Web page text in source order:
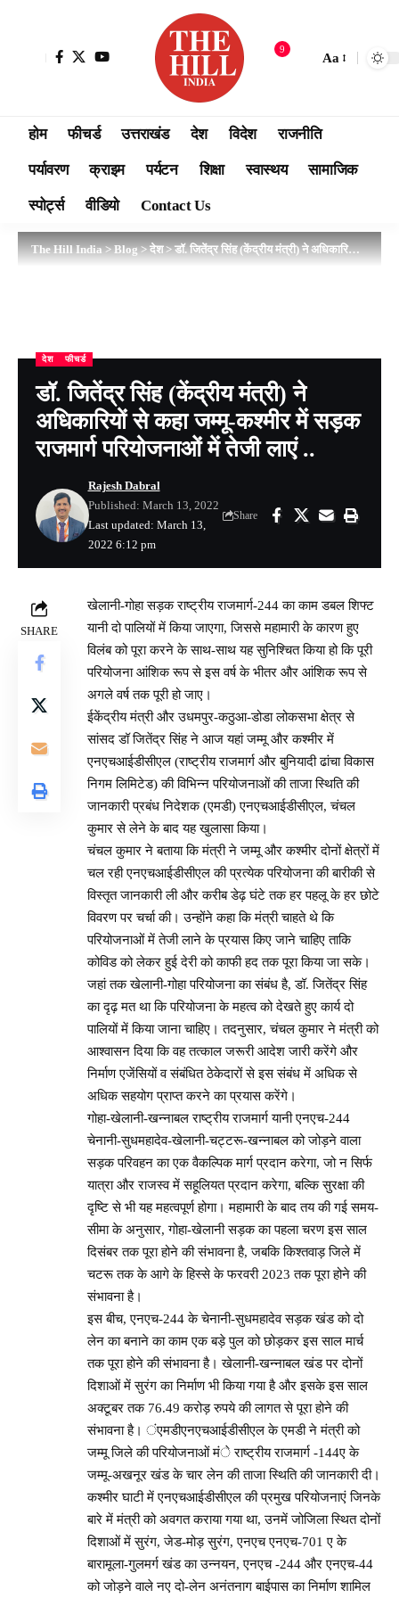
9
Aa
होम फीचर्ड उत्तराखंड देश विदेश राजनीति
पर्यावरण क्राइम पर्यटन शिक्षा स्वास्थय सामाजिक
स्पोर्ट्स वीडियो Contact Us
The Hill India>Blog>देश>डॉ. जितेंद्र सिंह (केंद्रीय मंत्री) ने अधिकारियों से कहा जम्मू-कश्मीर में सड़क राजमार्ग परियोजनाओं में तेजी लाएं ..
देश फीचर्ड
डॉ. जितेंद्र सिंह (केंद्रीय मंत्री) ने
अधिकारियों से कहा जम्मू-कश्मीर में सड़क
राजमार्ग परियोजनाओं में तेजी लाएं ..
Last updated: March 13,
2022 6:12 pm
Rajesh Dabral
Published: March 13, 2022
Share
SHARE
खेलानी-गोहा सड़क राष्ट्रीय राजमार्ग-244 का काम डबल शिफ्ट
यानी दो पालियों में किया जाएगा, जिससे महामारी के कारण हुए
विलंब को पूरा करने के साथ-साथ यह सुनिश्चित किया हो कि पूरी
परियोजना आंशिक रूप से इस वर्ष के भीतर और आंशिक रूप से
अगले वर्ष तक पूरी हो जाए।
ईकेंद्रीय मंत्री और उधमपुर-कठुआ-डोडा लोकसभा क्षेत्र से
सांसद डॉ जितेंद्र सिंह ने आज यहां जम्मू और कश्मीर में
एनएचआईडीसीएल (राष्ट्रीय राजमार्ग और बुनियादी ढांचा विकास
निगम लिमिटेड) की विभिन्न परियोजनाओं की ताजा स्थिति की
जानकारी प्रबंध निदेशक (एमडी) एनएचआईडीसीएल, चंचल
कुमार से लेने के बाद यह खुलासा किया।
चंचल कुमार ने बताया कि मंत्री ने जम्मू और कश्मीर दोनों क्षेत्रों में
चल रही एनएचआईडीसीएल की प्रत्येक परियोजना की बारीकी से
विस्तृत जानकारी ली और करीब डेढ़ घंटे तक हर पहलू के हर छोटे
विवरण पर चर्चा की। उन्होंने कहा कि मंत्री चाहते थे कि
परियोजनाओं में तेजी लाने के प्रयास किए जाने चाहिए ताकि
कोविड को लेकर हुई देरी को काफी हद तक पूरा किया जा सके।
जहां तक खेलानी-गोहा परियोजना का संबंध है, डॉ. जितेंद्र सिंह
का दृढ़ मत था कि परियोजना के महत्व को देखते हुए कार्य दो
पालियों में किया जाना चाहिए। तदनुसार, चंचल कुमार ने मंत्री को
आश्वासन दिया कि वह तत्काल जरूरी आदेश जारी करेंगे और
निर्माण एजेंसियों व संबंधित ठेकेदारों से इस संबंध में अधिक से
अधिक सहयोग प्राप्त करने का प्रयास करेंगे।
गोहा-खेलानी-खन्नाबल राष्ट्रीय राजमार्ग यानी एनएच-244
चेनानी-सुधमहादेव-खेलानी-चट्टरू-खन्नाबल को जोड़ने वाला
सड़क परिवहन का एक वैकल्पिक मार्ग प्रदान करेगा, जो न सिर्फ
यात्रा और राजस्व में सहूलियत प्रदान करेगा, बल्कि सुरक्षा की
दृष्टि से भी यह महत्वपूर्ण होगा। महामारी के बाद तय की गई समय-
सीमा के अनुसार, गोहा-खेलानी सड़क का पहला चरण इस साल
दिसंबर तक पूरा होने की संभावना है, जबकि किश्तवाड़ जिले में
चटरू तक के आगे के हिस्से के फरवरी 2023 तक पूरा होने की
संभावना है।
इस बीच, एनएच-244 के चेनानी-सुधमहादेव सड़क खंड को दो
लेन का बनाने का काम एक बड़े पुल को छोड़कर इस साल मार्च
तक पूरा होने की संभावना है। खेलानी-खन्नाबल खंड पर दोनों
दिशाओं में सुरंग का निर्माण भी किया गया है और इसके इस साल
अक्टूबर तक 76.49 करोड़ रुपये की लागत से पूरा होने की
संभावना है। ंएमडीएनएचआईडीसीएल के एमडी ने मंत्री को
जम्मू जिले की परियोजनाओं मंे राष्ट्रीय राजमार्ग -144ए के
जम्मू-अखनूर खंड के चार लेन की ताजा स्थिति की जानकारी दी।
कश्मीर घाटी में एनएचआईडीसीएल की प्रमुख परियोजनाएं जिनके
बारे में मंत्री को अवगत कराया गया था, उनमें जोजिला स्थित दोनों
दिशाओं में सुरंग, जेड-मोड़ सुरंग, एनएच एनएच-701 ए के
बारामूला-गुलमर्ग खंड का उन्नयन, एनएच -244 और एनएच-44
को जोड़ने वाले नए दो-लेन अनंतनाग बाईपास का निर्माण शामिल